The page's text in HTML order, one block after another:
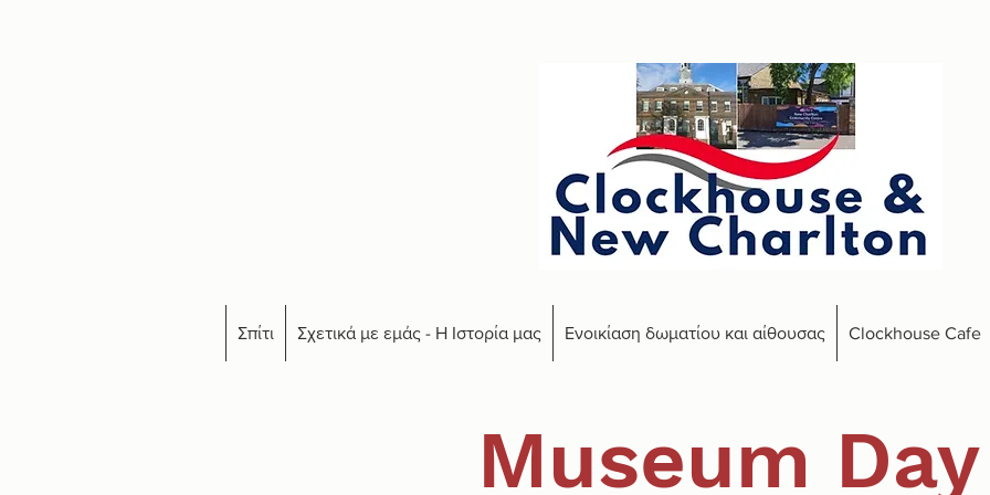
Σπίτι Σχετικά με εμάς - Η Ιστορία μας Ενοικίαση δωματίου και αίθουσας Clockhouse Cafe
Museum Day